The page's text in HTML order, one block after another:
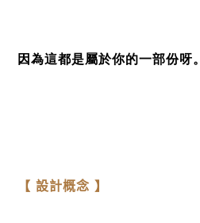
因為這都是屬於你的一部份呀。
【 設計概念 】